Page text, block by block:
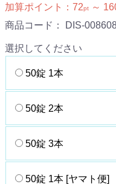
加算ポイント： 72pt ～
商品コード： DIS-
選択してください
50錠 1本
50錠 2本
50錠 3本
50錠 1本 [ヤマト便]